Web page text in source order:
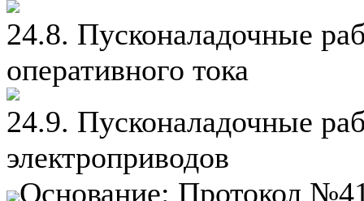
24.8. Пусконаладочные
оперативного тока
24.9. Пусконаладочные
электроприводов
Основание: Протокол